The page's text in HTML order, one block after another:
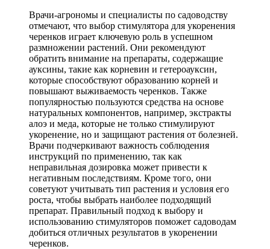
Врачи-агрономы и специалисты по садоводству
отмечают, что выбор стимулятора для укоренения
черенков играет ключевую роль в успешном
размножении растений. Они рекомендуют
обратить внимание на препараты, содержащие
ауксины, такие как корневин и гетероауксин,
которые способствуют образованию корней и
повышают выживаемость черенков. Также
популярностью пользуются средства на основе
натуральных компонентов, например, экстракты
алоэ и меда, которые не только стимулируют
укоренение, но и защищают растения от болезней.
Врачи подчеркивают важность соблюдения
инструкций по применению, так как
неправильная дозировка может привести к
негативным последствиям. Кроме того, они
советуют учитывать тип растения и условия его
роста, чтобы выбрать наиболее подходящий
препарат. Правильный подход к выбору и
использованию стимуляторов поможет садоводам
добиться отличных результатов в укоренении
черенков.